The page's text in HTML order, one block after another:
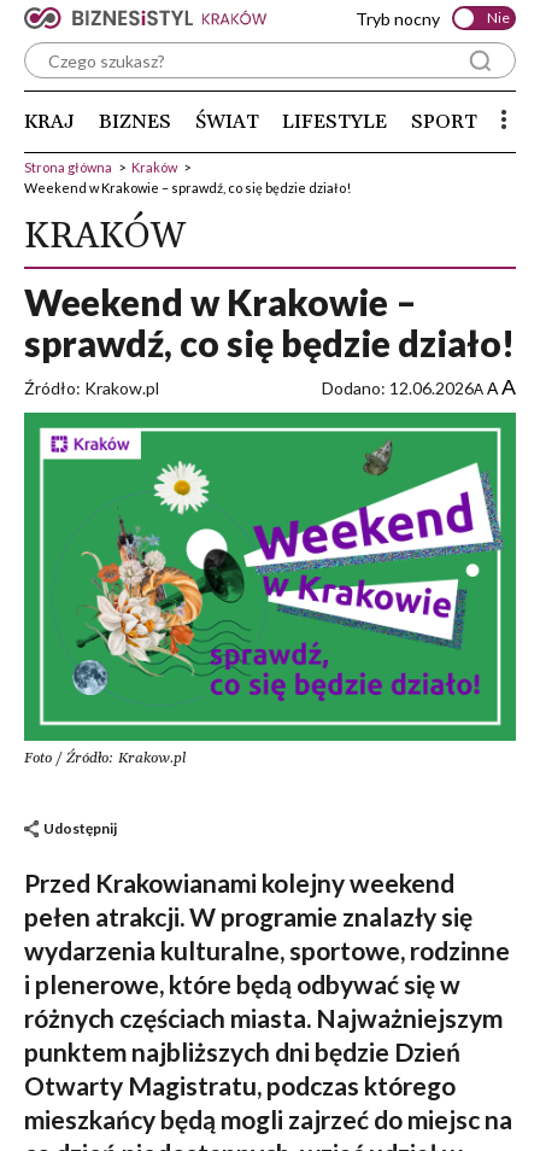
Tryb nocny Nie
KRAJ BIZNES ŚWIAT LIFESTYLE SPORT
Strona główna > Kraków >
Weekend w Krakowie – sprawdź, co się będzie działo!
KRAKÓW
Weekend w Krakowie –
sprawdź, co się będzie działo!
Źródło: Krakow.pl Dodano: 12.06.2026A AA
Foto / Źródło: Krakow.pl
Udostępnij
Przed Krakowianami kolejny weekend
pełen atrakcji. W programie znalazły się
wydarzenia kulturalne, sportowe, rodzinne
i plenerowe, które będą odbywać się w
różnych częściach miasta. Najważniejszym
punktem najbliższych dni będzie Dzień
Otwarty Magistratu, podczas którego
mieszkańcy będą mogli zajrzeć do miejsc na